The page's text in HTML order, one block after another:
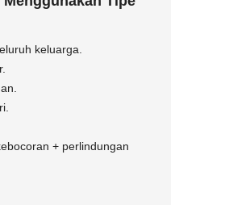
keluarga.
+ perlindungan